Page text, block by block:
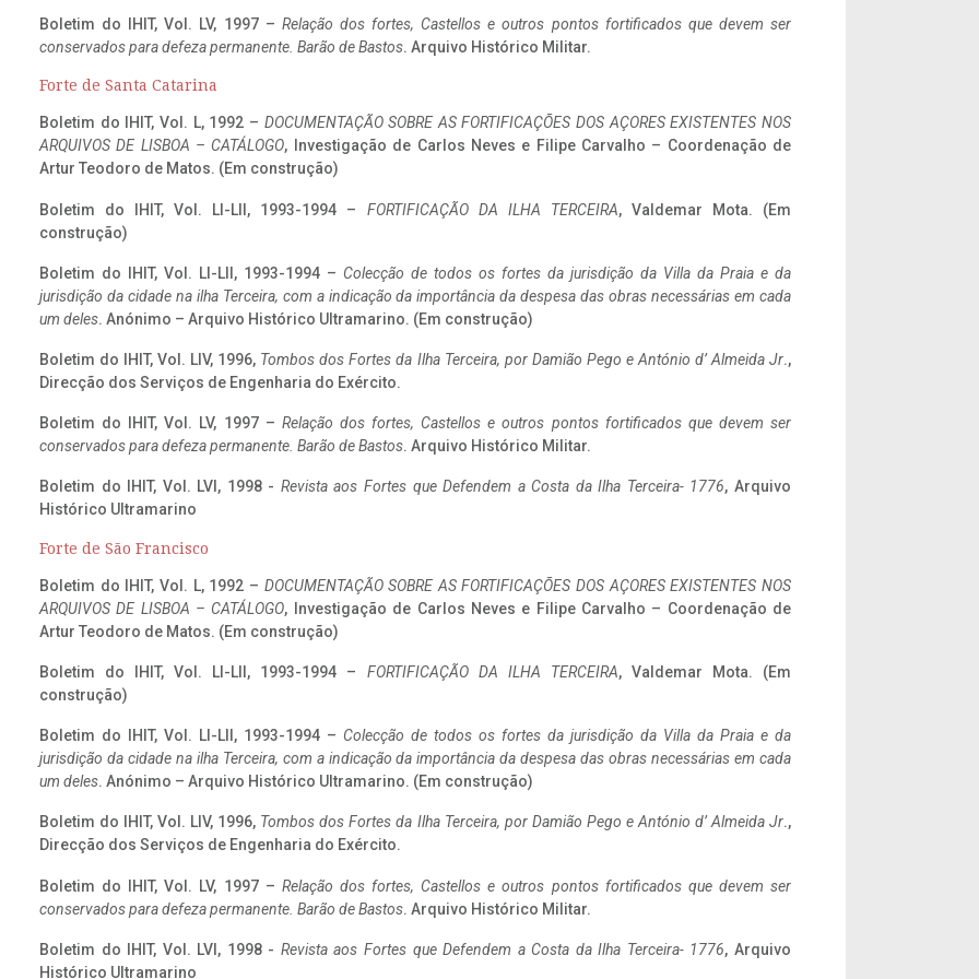
Boletim do IHIT, Vol. LV, 1997 – Relação dos fortes, Castellos e outros pontos fortificados que devem ser
conservados para defeza permanente. Barão de Bastos. Arquivo Histórico Militar.
Forte de Santa Catarina
Boletim do IHIT, Vol. L, 1992 – DOCUMENTAÇÃO SOBRE AS FORTIFICAÇÕES DOS AÇORES EXISTENTES NOS
ARQUIVOS DE LISBOA – CATÁLOGO, Investigação de Carlos Neves e Filipe Carvalho – Coordenação de
Artur Teodoro de Matos. (Em construção)
Boletim do IHIT, Vol. LI-LII, 1993-1994 – FORTIFICAÇÃO DA ILHA TERCEIRA, Valdemar Mota. (Em
construção)
Boletim do IHIT, Vol. LI-LII, 1993-1994 – Colecção de todos os fortes da jurisdição da Villa da Praia e da
jurisdição da cidade na ilha Terceira, com a indicação da importância da despesa das obras necessárias em cada
um deles. Anónimo – Arquivo Histórico Ultramarino. (Em construção)
Boletim do IHIT, Vol. LIV, 1996, Tombos dos Fortes da Ilha Terceira, por Damião Pego e António d’ Almeida Jr.,
Direcção dos Serviços de Engenharia do Exército.
Boletim do IHIT, Vol. LV, 1997 – Relação dos fortes, Castellos e outros pontos fortificados que devem ser
conservados para defeza permanente. Barão de Bastos. Arquivo Histórico Militar.
Boletim do IHIT, Vol. LVI, 1998 - Revista aos Fortes que Defendem a Costa da Ilha Terceira- 1776, Arquivo
Histórico Ultramarino
Forte de São Francisco
Boletim do IHIT, Vol. L, 1992 – DOCUMENTAÇÃO SOBRE AS FORTIFICAÇÕES DOS AÇORES EXISTENTES NOS
ARQUIVOS DE LISBOA – CATÁLOGO, Investigação de Carlos Neves e Filipe Carvalho – Coordenação de
Artur Teodoro de Matos. (Em construção)
Boletim do IHIT, Vol. LI-LII, 1993-1994 – FORTIFICAÇÃO DA ILHA TERCEIRA, Valdemar Mota. (Em
construção)
Boletim do IHIT, Vol. LI-LII, 1993-1994 – Colecção de todos os fortes da jurisdição da Villa da Praia e da
jurisdição da cidade na ilha Terceira, com a indicação da importância da despesa das obras necessárias em cada
um deles. Anónimo – Arquivo Histórico Ultramarino. (Em construção)
Boletim do IHIT, Vol. LIV, 1996, Tombos dos Fortes da Ilha Terceira, por Damião Pego e António d’ Almeida Jr.,
Direcção dos Serviços de Engenharia do Exército.
Boletim do IHIT, Vol. LV, 1997 – Relação dos fortes, Castellos e outros pontos fortificados que devem ser
conservados para defeza permanente. Barão de Bastos. Arquivo Histórico Militar.
Boletim do IHIT, Vol. LVI, 1998 - Revista aos Fortes que Defendem a Costa da Ilha Terceira- 1776, Arquivo
Histórico Ultramarino